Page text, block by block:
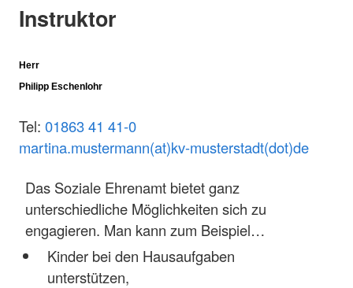
Instruktor
Herr
Philipp Eschenlohr
Tel: 01863 41 41-0
martina.mustermann(at)kv-musterstadt(dot)de
Das Soziale Ehrenamt bietet ganz
unterschiedliche Möglichkeiten sich zu
engagieren. Man kann zum Beispiel…
Kinder bei den Hausaufgaben
unterstützen,